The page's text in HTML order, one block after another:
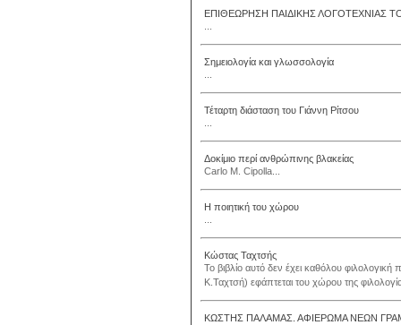
ΕΠΙΘΕΩΡΗΣΗ ΠΑΙΔΙΚΗΣ ΛΟΓΟΤΕΧΝΙΑΣ
Σημειολογία και γλωσσολογία
Τέταρτη διάσταση του Γιάννη Ρίτσου
Δοκίμιο περί ανθρώπινης βλακείας
Carlo M. Cipolla...
Η ποιητική του χώρου
Κώστας Ταχτσής
Το βιβλίο αυτό δεν έχει καθόλου
Κ.Ταχτσή) εφάπτεται του χώρου της
ΚΩΣΤΗΣ ΠΑΛΑΜΑΣ. ΑΦΙΕΡΩΜΑ ΝΕΩΝ